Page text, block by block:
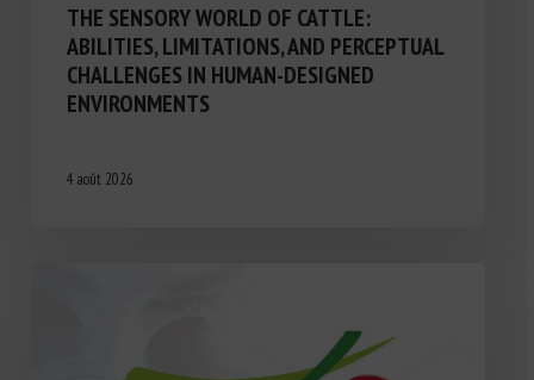
THE SENSORY WORLD OF CATTLE:
ABILITIES, LIMITATIONS, AND PERCEPTUAL
CHALLENGES IN HUMAN-DESIGNED
ENVIRONMENTS
4 août 2026